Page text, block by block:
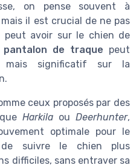
on pense souvent à
il est crucial de ne pas
peut avoir sur le chien de
pantalon de traque peut
significatif sur la
ceux proposés par des
HarkilaouDeerhunter,
optimale pour le
de suivre le chien plus
difficiles, sans entraver sa